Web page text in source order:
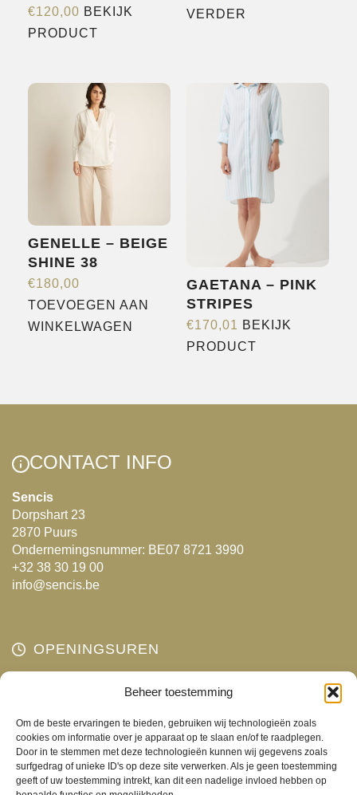
Beheer toestemming
Om de beste ervaringen te bieden, gebruiken wij technologieën zoals
cookies om informatie over je apparaat op te slaan en/of te raadplegen.
Door in te stemmen met deze technologieën kunnen wij gegevens zoals
surfgedrag of unieke ID's op deze site verwerken. Als je geen toestemming
geeft of uw toestemming intrekt, kan dit een nadelige invloed hebben op
€120,00 BEKIJK
PRODUCT
meerdere
variaties.
Deze
optie
kan
worden
op
productpagina
VERDER
GENELLE – BEIGE
SHINE 38
€180,00
TOEVOEGEN AAN
WINKELWAGEN
GAETANA – PINK
STRIPES
€170,01 BEKIJK
PRODUCT
meerdere
CONTACT INFO
Sencis
Dorpshart 23
2870 Puurs
Ondernemingsnummer: BE07 8721 3990
+32 38 30 19 00
info@sencis.be
OPENINGSUREN
Gesloten
Woensdag
10:00 - 18:00
Donderdag
10:00 - 18:00
Vrijdag
10:00 - 18:00